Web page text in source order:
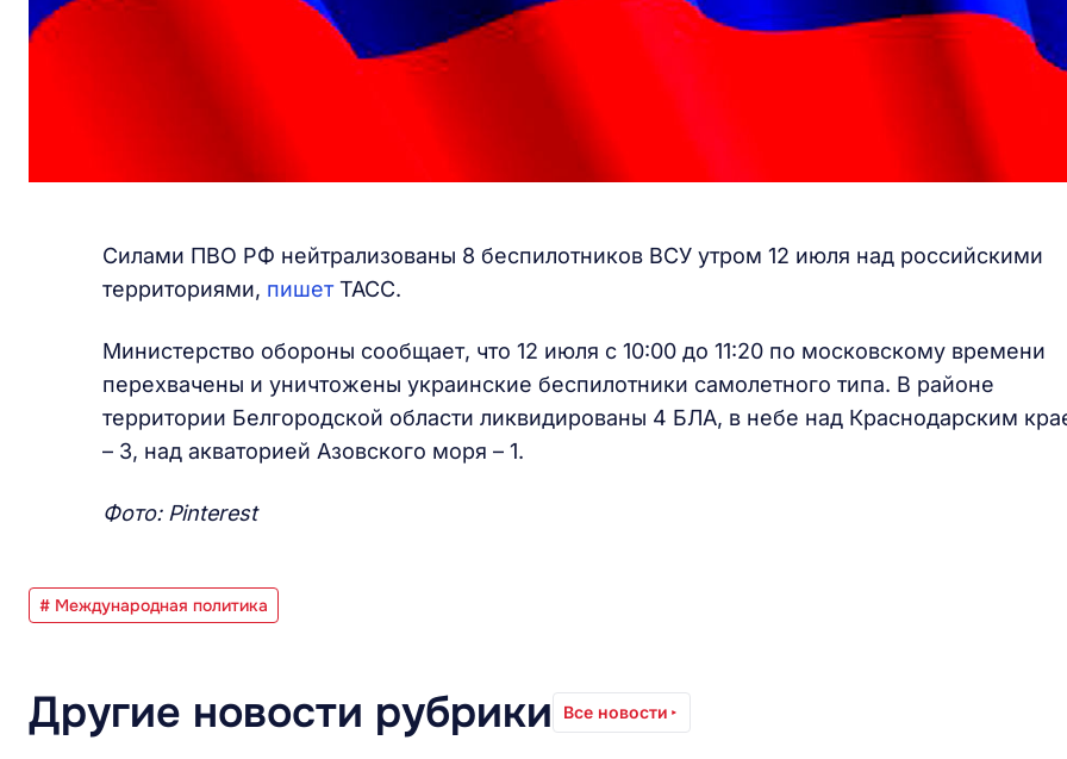
Силами ПВО РФ нейтрализованы 8 беспилотников ВСУ утром 12 июля над российскими
территориями, пишетТАСС.
Министерство обороны сообщает, что 12 июля с 10:00 до 11:20 по московскому времени
перехвачены и уничтожены украинские беспилотники самолетного типа. В районе
территории Белгородской области ликвидированы 4 БЛА, в небе над Краснодарским
– 3, над акваторией Азовского моря – 1.
Фото: Pinterest
# Международная политика
Другие новости рубрики Все новости